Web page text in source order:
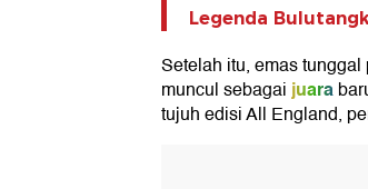
Legenda
Setelah itu, emas
muncul sebagaijuara
tujuh edisi All England,